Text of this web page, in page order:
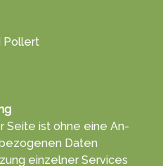
Pollert
Seite ist ohne eine An­
Daten
einzelner Ser­vices